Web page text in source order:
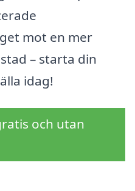
mot en mer
– starta din
idag!
och utan